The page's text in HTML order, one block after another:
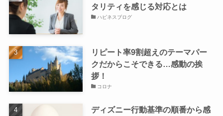
タリティを感じる対応とは
ハピネスブログ
リピート率9割超えのテーマパー
クだからこそできる…感動の挨
拶！
コロナ
ディズニー行動基準の順番から感